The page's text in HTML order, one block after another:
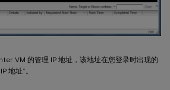
VM 的管理 IP 地址，该地址在您登录时出现的
地址”。